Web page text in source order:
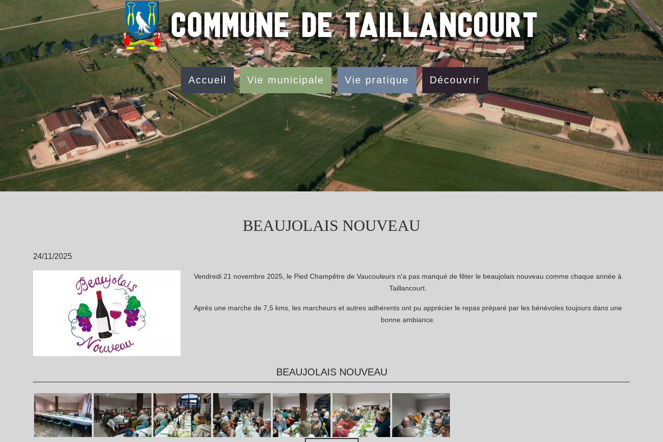
Accueil Vie municipale Vie pratique Découvrir
BEAUJOLAIS NOUVEAU
24/11/2025
Vendredi 21 novembre 2025, le Pied Champêtre de Vaucouleurs n'a pas manqué de fêter le beaujolais nouveau comme chaque année à
Taillancourt.
Après une marche de 7,5 kms, les marcheurs et autres adhérents ont pu apprécier le repas préparé par les bénévoles toujours dans une
bonne ambiance.
BEAUJOLAIS NOUVEAU